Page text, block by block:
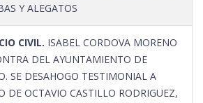
Y ALEGATOS
CIVIL. ISABEL CORDOVA MORENO
DEL AYUNTAMIENTO DE
SE DESAHOGO TESTIMONIAL A
DE OCTAVIO CASTILLO RODRIGUEZ,